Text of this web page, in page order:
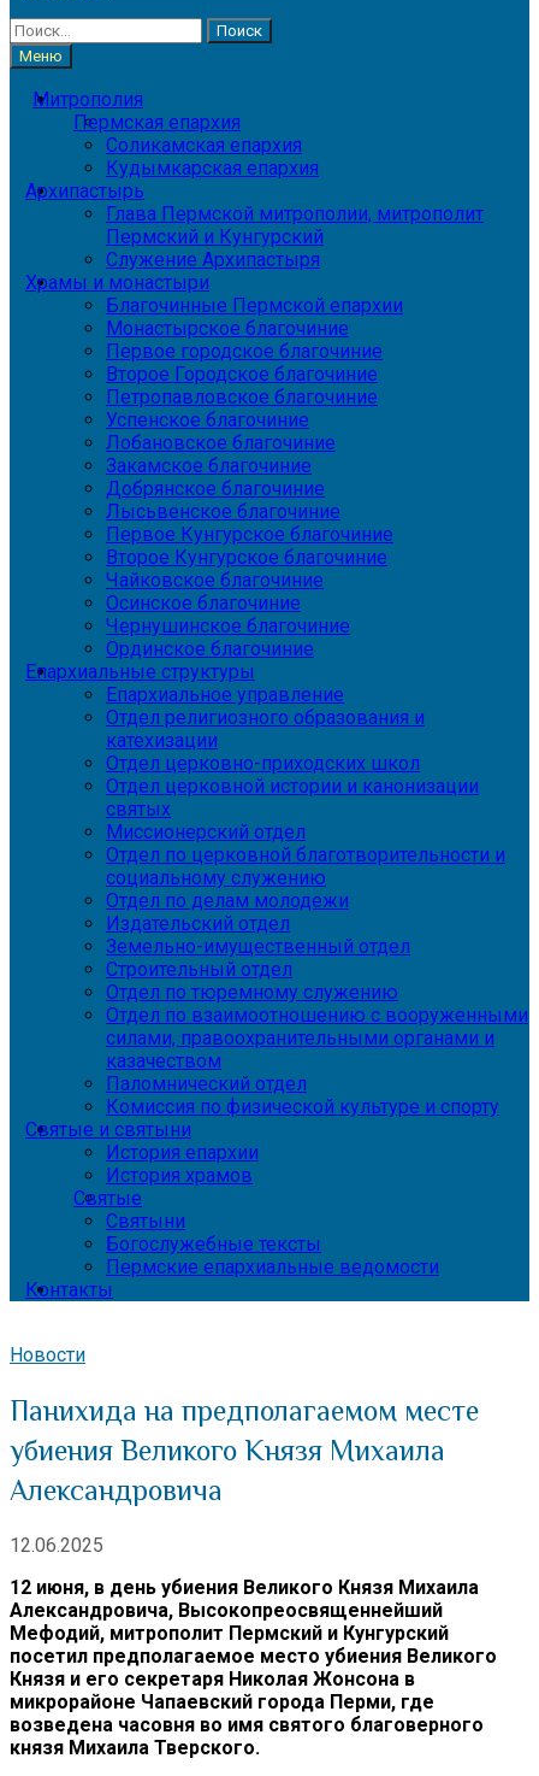
Найти:
Меню
Митрополия
Пермская епархия
Соликамская епархия
Кудымкарская епархия
Архипастырь
Глава Пермской митрополии, митрополит
Пермский и Кунгурский
Служение Архипастыря
Храмы и монастыри
Благочинные Пермской епархии
Монастырское благочиние
Первое городское благочиние
Второе Городское благочиние
Петропавловское благочиние
Успенское благочиние
Лобановское благочиние
Закамское благочиние
Добрянское благочиние
Лысьвенское благочиние
Первое Кунгурское благочиние
Второе Кунгурское благочиние
Чайковское благочиние
Осинское благочиние
Чернушинское благочиние
Ординское благочиние
Епархиальные структуры
Епархиальное управление
Отдел религиозного образования и
катехизации
Отдел церковно-приходских школ
Отдел церковной истории и канонизации
святых
Миссионерский отдел
Отдел по церковной благотворительности и
социальному служению
Отдел по делам молодежи
Издательский отдел
Земельно-имущественный отдел
Строительный отдел
Отдел по тюремному служению
Отдел по взаимоотношению с вооруженными
силами, правоохранительными органами и
казачеством
Паломнический отдел
Комиссия по физической культуре и спорту
Святые и святыни
История епархии
История храмов
Святые
Святыни
Богослужебные тексты
Пермские епархиальные ведомости
Контакты
Новости
Панихида на предполагаемом месте
убиения Великого Князя Михаила
Александровича
12.06.2025
12 июня, в день убиения Великого Князя Михаила
Александровича, Высокопреосвященнейший
Мефодий, митрополит Пермский и Кунгурский
посетил предполагаемое место убиения Великого
Князя и его секретаря Николая Жонсона в
микрорайоне Чапаевский города Перми, где
возведена часовня во имя святого благоверного
князя Михаила Тверского.